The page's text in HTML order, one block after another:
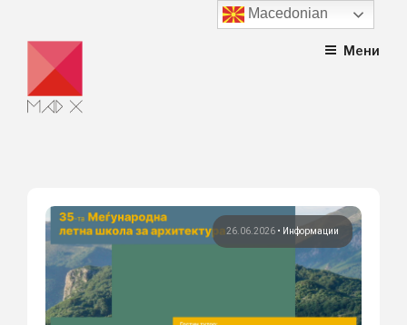
content
Мени
26.06.2026 • Информации
Macedonian